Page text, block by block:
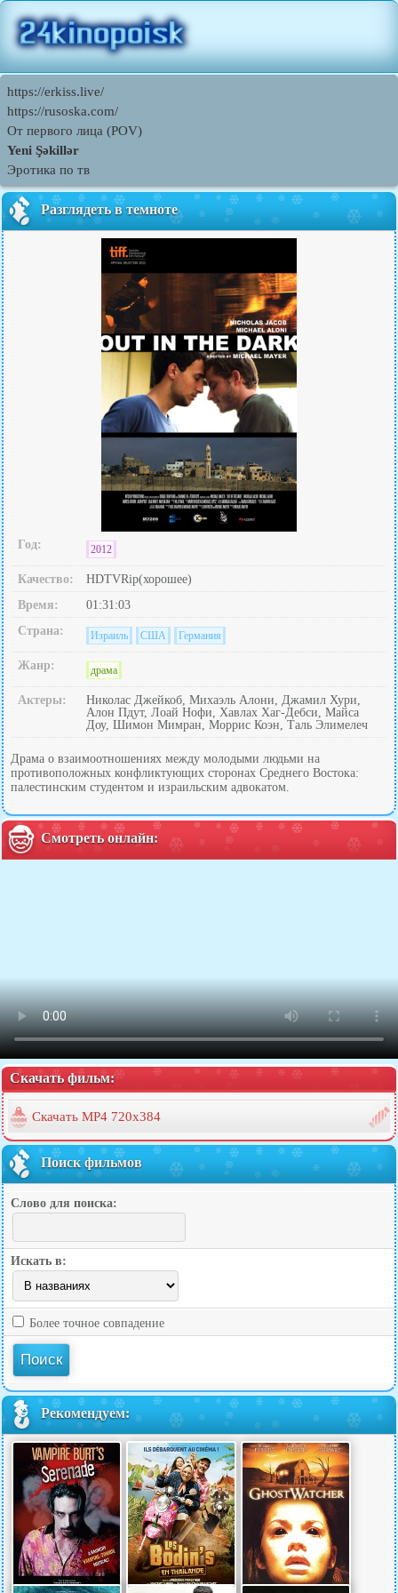
https://erkiss.live/
https://rusoska.com/
От первого лица (POV)
Yeni Şəkillər
Эротика по тв
Разглядеть в темноте
Год: 2012
Качество:
HDTVRip(хорошее)
Время:
01:31:03
Страна:
Израиль США Германия
Жанр: драма
Актеры:
Николас Джейкоб, Михаэль Алони, Джамил Хури,
Алон Пдут, Лоай Нофи, Хавлах Хаг-Дебси, Майса
Доу, Шимон Мимран, Моррис Коэн, Таль Элимелеч
Драма о взаимоотношениях между молодыми людьми на
противоположных конфликтующих сторонах Среднего Востока:
палестинским студентом и израильским адвокатом.
Смотреть онлайн:
Скачать фильм:
Скачать MP4 720x384
Поиск фильмов
Слово для поиска:
Искать в:
Более точное совпадение
Рекомендуем: